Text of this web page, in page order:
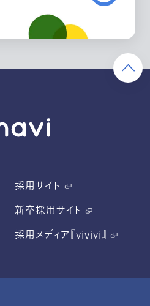
採用サイト
新卒採用サイト
採用メディア『vivivi』